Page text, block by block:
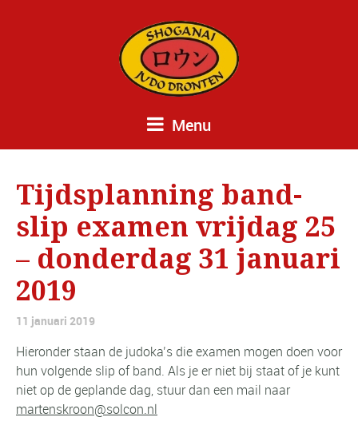
Menu
Tijdsplanning band-
slip examen vrijdag 25
– donderdag 31 januari
2019
11 januari 2019
Hieronder staan de judoka’s die examen mogen doen voor
hun volgende slip of band. Als je er niet bij staat of je kunt
niet op de geplande dag, stuur dan een mail naar
martenskroon@solcon.nl